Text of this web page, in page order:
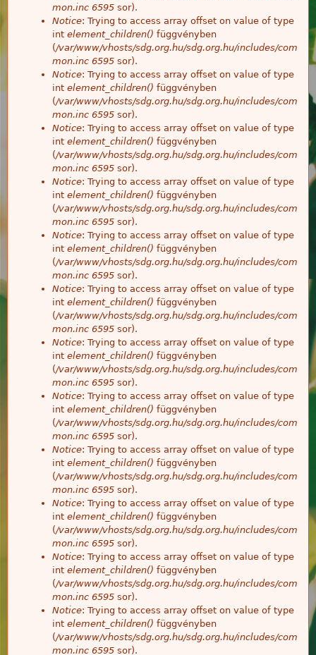
mon.inc 6595 sor).
Notice: Trying to access array offset on value of type
int element_children() függvényben
(/var/www/vhosts/sdg.org.hu/sdg.org.hu/includes/com
mon.inc 6595 sor).
Notice: Trying to access array offset on value of type
int element_children() függvényben
(/var/www/vhosts/sdg.org.hu/sdg.org.hu/includes/com
mon.inc 6595 sor).
Notice: Trying to access array offset on value of type
int element_children() függvényben
(/var/www/vhosts/sdg.org.hu/sdg.org.hu/includes/com
mon.inc 6595 sor).
Notice: Trying to access array offset on value of type
int element_children() függvényben
(/var/www/vhosts/sdg.org.hu/sdg.org.hu/includes/com
mon.inc 6595 sor).
Notice: Trying to access array offset on value of type
int element_children() függvényben
(/var/www/vhosts/sdg.org.hu/sdg.org.hu/includes/com
mon.inc 6595 sor).
Notice: Trying to access array offset on value of type
int element_children() függvényben
(/var/www/vhosts/sdg.org.hu/sdg.org.hu/includes/com
mon.inc 6595 sor).
Notice: Trying to access array offset on value of type
int element_children() függvényben
(/var/www/vhosts/sdg.org.hu/sdg.org.hu/includes/com
mon.inc 6595 sor).
Notice: Trying to access array offset on value of type
int element_children() függvényben
(/var/www/vhosts/sdg.org.hu/sdg.org.hu/includes/com
mon.inc 6595 sor).
Notice: Trying to access array offset on value of type
int element_children() függvényben
(/var/www/vhosts/sdg.org.hu/sdg.org.hu/includes/com
mon.inc 6595 sor).
Notice: Trying to access array offset on value of type
int element_children() függvényben
(/var/www/vhosts/sdg.org.hu/sdg.org.hu/includes/com
mon.inc 6595 sor).
Notice: Trying to access array offset on value of type
int element_children() függvényben
(/var/www/vhosts/sdg.org.hu/sdg.org.hu/includes/com
mon.inc 6595 sor).
Notice: Trying to access array offset on value of type
int element_children() függvényben
(/var/www/vhosts/sdg.org.hu/sdg.org.hu/includes/com
mon.inc 6595 sor).